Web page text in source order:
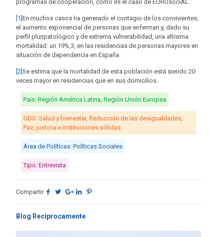
programas de cooperación, como es el caso de EUROsociAL.
[1] En muchos casos ha generado el contagio de los convivientes,
el aumento exponencial de personas que enferman y, dado su
perfil pluripatológico y de extrema vulnerabilidad, una altísima
mortalidad: un 19%,3, en las residencias de personas mayores en
situación de dependencia en España.
[2] Se estima que la mortalidad de esta población está siendo 20
veces mayor en residencias que en sus domicilios.
Pais: Región América Latina, Región Unión Europea
ODS: Salud y bienestar, Reducción de las desigualdades,
Paz, justicia e instituciones sólidas
Área de Políticas: Políticas Sociales
Tipo: Entrevista
Compartir
Blog Recíprocamente